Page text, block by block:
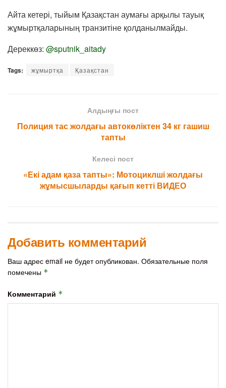
Айта кетері, тыйым Қазақстан аумағы арқылы тауық
жұмыртқаларының транзитіне қолданылмайды.
Дереккөз: @sputnik_aitady
Tags: жұмыртқа Қазақстан
Алдыңғы пост
Полиция тас жолдағы автокөліктен 34 кг гашиш
тапты
Келесі пост
«Екі адам қаза тапты»: Мотоциклші жолдағы
жұмысшыларды қағып кетті ВИДЕО
Добавить комментарий
Ваш адрес email не будет опубликован. Обязательные поля
помечены *
Комментарий *